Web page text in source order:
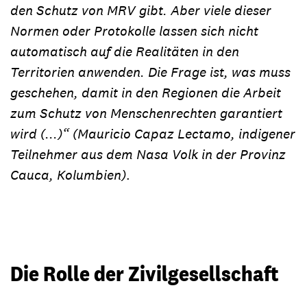
den Schutz von MRV gibt. Aber viele dieser
Normen oder Protokolle lassen sich nicht
automatisch auf die Realitäten in den
Territorien anwenden. Die Frage ist, was muss
geschehen, damit in den Regionen die Arbeit
zum Schutz von Menschenrechten garantiert
wird (...)“ (Mauricio Capaz Lectamo, indigener
Teilnehmer aus dem Nasa Volk in der Provinz
Cauca, Kolumbien).
Die Rolle der Zivilgesellschaft